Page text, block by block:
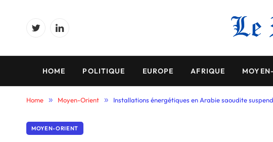
TwitterLinkedIn
HOME POLITIQUE EUROPE AFRIQUE
Home » Moyen-Orient » Installations énergétiques en Arabie saoudite
MOYEN-ORIENT